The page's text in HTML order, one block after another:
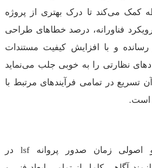
کمک می‌کند تا درک بهتری از پروژه
فناورانه، درصد خطاهای طراحی
رسانده و با افزایش کیفیت مستندات
نظارتی را به خوبی جلب می‌نماید
تسریع در تمامی فرآیندهای مرتبط با
است.
مدیریت صحیح و اصولی زمان صدور پروانه lsf در